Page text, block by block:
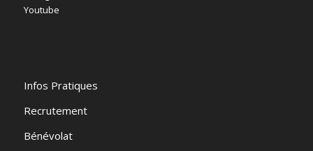
Youtube
Infos Pratiques
Recrutement
Bénévolat